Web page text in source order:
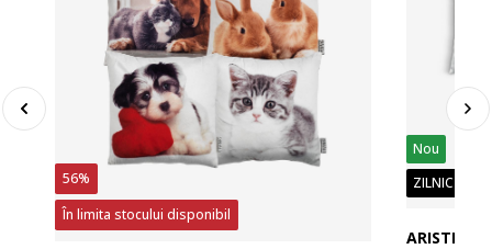
56%
În limita stocului disponibil
Nou
ZILNIC PREȚ
ARISTEA